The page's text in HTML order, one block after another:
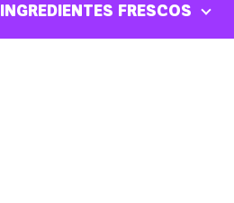
INGREDIENTES FRESCOS